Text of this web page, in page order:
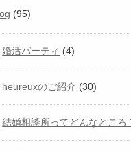
(95)
婚活パーティ (4)
heureuxのご紹介 (30)
結婚相談所ってどんなところ